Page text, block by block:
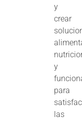
y
crear
y
para
las